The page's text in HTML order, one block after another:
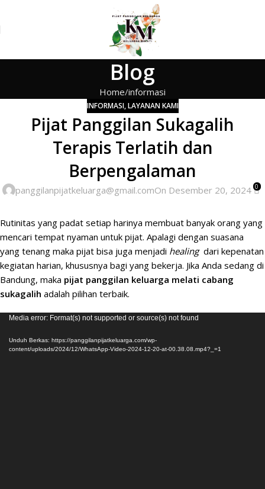
Blog
Home informasi
INFORMASI,LAYANAN KAMI
Pijat Panggilan Sukagalih
Terapis Terlatih dan
Berpengalaman
panggilanpijatkeluarga@gmail.comOn Desember 20, 2024 0
Rutinitas yang padat setiap harinya membuat banyak orang yang
mencari tempat nyaman untuk pijat. Apalagi dengan suasana
yang tenang maka pijat bisa juga menjadi healing dari kepenatan
kegiatan harian, khususnya bagi yang bekerja. Jika Anda sedang di
Bandung, maka pijat panggilan keluarga melati cabang
sukagalih adalah pilihan terbaik.
Pemutar
Media error: Format(s) not supported or source(s) not found
Unduh Berkas: https://panggilanpijatkeluarga.com/wp-
content/uploads/2024/12/WhatsApp-Video-2024-12-20-at-00.38.08.mp4?_=1